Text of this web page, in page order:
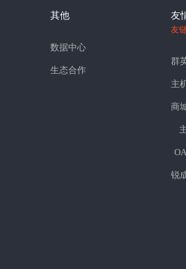
其他
数据中心
生态合作
友
友
群
主
商
锐